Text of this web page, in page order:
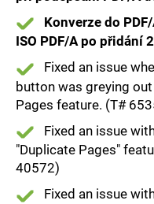
Konverze do
ISO PDF/A po přidání
Fixed an issue
button was greying
Pages feature. (T#
Fixed an issue
"Duplicate Pages"
40572)
Fixed an issue